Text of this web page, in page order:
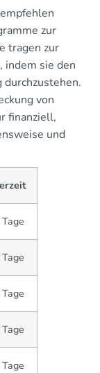
zur
tragen zur
indem sie den
von
finanziell,
und